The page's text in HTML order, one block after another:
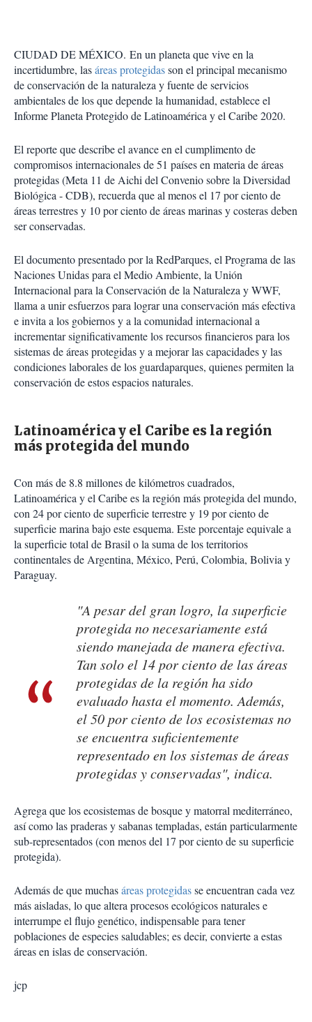
CIUDAD DE MÉXICO. En un planeta que vive en la
incertidumbre, lasáreas protegidasson el principal mecanismo
de conservación de la naturaleza y fuente de servicios
ambientales de los que depende la humanidad, establece el
Informe Planeta Protegido de Latinoamérica y el Caribe 2020.
El reporte que describe el avance en el cumplimento de
compromisos internacionales de 51 países en materia de áreas
protegidas (Meta 11 de Aichi del Convenio sobre la Diversidad
Biológica - CDB), recuerda que al menos el 17 por ciento de
áreas terrestres y 10 por ciento de áreas marinas y costeras deben
ser conservadas.
El documento presentado por la RedParques, el Programa de las
Naciones Unidas para el Medio Ambiente, la Unión
Internacional para la Conservación de la Naturaleza y WWF,
llama a unir esfuerzos para lograr una conservación más efectiva
e invita a los gobiernos y a la comunidad internacional a
incrementar significativamente los recursos financieros para los
sistemas de áreas protegidas y a mejorar las capacidades y las
condiciones laborales de los guardaparques, quienes permiten la
conservación de estos espacios naturales.
Latinoamérica y el Caribe es la región
más protegida del mundo
Con más de 8.8 millones de kilómetros cuadrados,
Latinoamérica y el Caribe es la región más protegida del mundo,
con 24 por ciento de superficie terrestre y 19 por ciento de
superficie marina bajo este esquema. Este porcentaje equivale a
la superficie total de Brasil o la suma de los territorios
continentales de Argentina, México, Perú, Colombia, Bolivia y
Paraguay.
"A pesar del gran logro, la superficie
protegida no necesariamente está
siendo manejada de manera efectiva.
Tan solo el 14 por ciento de las áreas
protegidas de la región ha sido
evaluado hasta el momento. Además,
el 50 por ciento de los ecosistemas no
se encuentra suficientemente
representado en los sistemas de áreas
protegidas y conservadas", indica.
Agrega que los ecosistemas de bosque y matorral mediterráneo,
así como las praderas y sabanas templadas, están particularmente
sub-representados (con menos del 17 por ciento de su superficie
protegida).
Además de que muchasáreas protegidasse encuentran cada vez
más aisladas, lo que altera procesos ecológicos naturales e
interrumpe el flujo genético, indispensable para tener
poblaciones de especies saludables; es decir, convierte a estas
áreas en islas de conservación.
jcp